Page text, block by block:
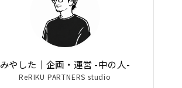
みやした｜企画・運営 -中の人-
ReRIKU PARTNERS studio